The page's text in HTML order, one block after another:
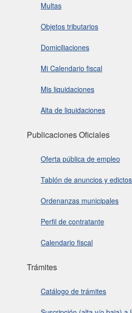
Multas
Objetos tributarios
Domiciliaciones
Mi Calendario fiscal
Mis liquidaciones
Alta de liquidaciones
Publicaciones Oficiales
Oferta pública de empleo
Tablón de anuncios y
Ordenanzas municipales
Perfil de contratante
Calendario fiscal
Trámites
Catálogo de trámites